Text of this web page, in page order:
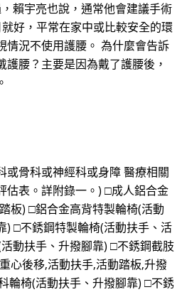
賴宇亮也說，通常他會建議手術
好，平常在家中或比較安全的環
情況不使用護腰。 為什麼會告訴
腰？主要是因為戴了護腰後，
或骨科或神經科或身障 醫療相關
估表。詳附錄一。) □成人鋁合金
板) □鋁合金高背特製輪椅(活動
) □不銹鋼特製輪椅(活動扶手、活
動扶手、升撥腳靠) □不銹鋼截肢
重心後移,活動扶手,活動踏板,升撥
輪椅(活動扶手、升撥腳靠) □不銹